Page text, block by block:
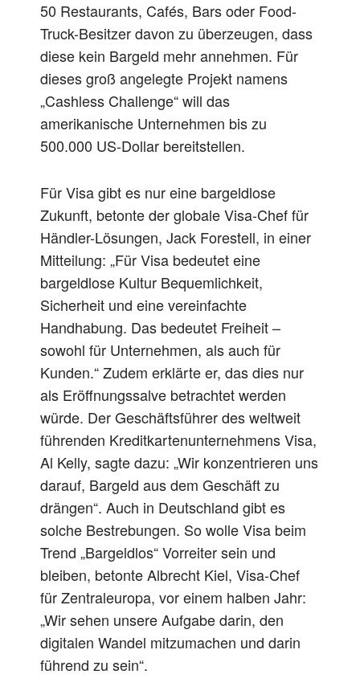
50 Restaurants, Cafés, Bars oder Food-
Truck-Besitzer davon zu überzeugen, dass
diese kein Bargeld mehr annehmen. Für
dieses groß angelegte Projekt namens
„Cashless Challenge“ will das
amerikanische Unternehmen bis zu
500.000 US-Dollar bereitstellen.
Für Visa gibt es nur eine bargeldlose
Zukunft, betonte der globale Visa-Chef für
Händler-Lösungen, Jack Forestell, in einer
Mitteilung: „Für Visa bedeutet eine
bargeldlose Kultur Bequemlichkeit,
Sicherheit und eine vereinfachte
Handhabung. Das bedeutet Freiheit –
sowohl für Unternehmen, als auch für
Kunden.“ Zudem erklärte er, das dies nur
als Eröffnungssalve betrachtet werden
würde. Der Geschäftsführer des weltweit
führenden Kreditkartenunternehmens Visa,
Al Kelly, sagte dazu: „Wir konzentrieren uns
darauf, Bargeld aus dem Geschäft zu
drängen“. Auch in Deutschland gibt es
solche Bestrebungen. So wolle Visa beim
Trend „Bargeldlos“ Vorreiter sein und
bleiben, betonte Albrecht Kiel, Visa-Chef
für Zentraleuropa, vor einem halben Jahr:
„Wir sehen unsere Aufgabe darin, den
digitalen Wandel mitzumachen und darin
führend zu sein“.